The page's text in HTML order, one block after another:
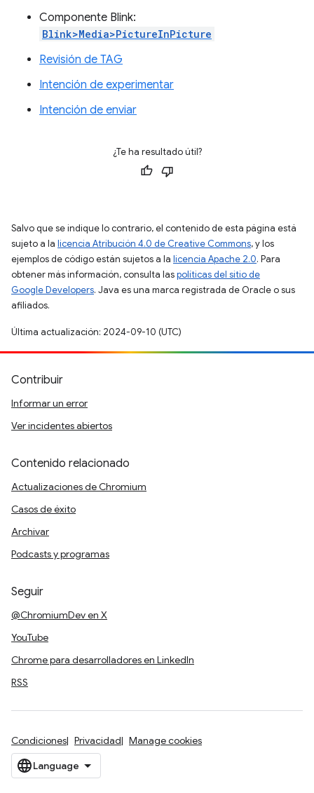
Componente Blink:
Blink>Media>PictureInPicture
Revisión de TAG
Intención de experimentar
Intención de enviar
¿Te ha resultado útil?
Salvo que se indique lo contrario, el contenido de esta página está
sujeto a la licencia Atribución 4.0 de Creative Commons, y los
ejemplos de código están sujetos a la licencia Apache 2.0. Para
obtener más información, consulta laspolíticas del sitio de
Google Developers. Java es una marca registrada de Oracle o sus
afiliados.
Última actualización: 2024-09-10 (UTC)
Contribuir
Informar un error
Ver incidentes abiertos
Contenido relacionado
Actualizaciones de Chromium
Casos de éxito
Archivar
Podcasts y programas
Seguir
@ChromiumDev en X
YouTube
Chrome para desarrolladores en LinkedIn
RSS
Condiciones Privacidad Manage cookies